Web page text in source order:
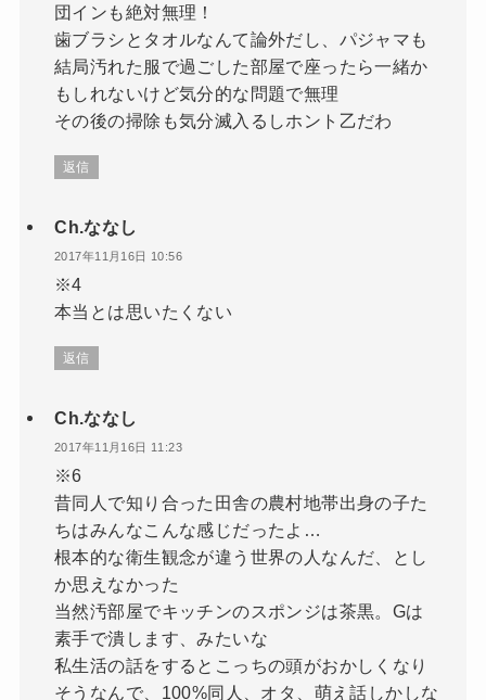
団インも絶対無理！
歯ブラシとタオルなんて論外だし、パジャマも
結局汚れた服で過ごした部屋で座ったら一緒か
もしれないけど気分的な問題で無理
その後の掃除も気分滅入るしホント乙だわ
返信
Ch.ななし
2017年11月16日 10:56
※4
本当とは思いたくない
返信
Ch.ななし
2017年11月16日 11:23
※6
昔同人で知り合った田舎の農村地帯出身の子た
ちはみんなこんな感じだったよ…
根本的な衛生観念が違う世界の人なんだ、とし
か思えなかった
当然汚部屋でキッチンのスポンジは茶黒。Gは
素手で潰します、みたいな
私生活の話をするとこっちの頭がおかしくなり
そうなんで、100%同人、オタ、萌え話しかしな